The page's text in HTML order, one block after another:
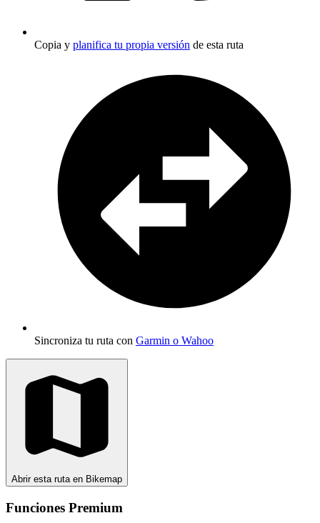
Copia y planifica tu propia versión de esta ruta
Sincroniza tu ruta con Garmin o Wahoo
Abrir esta ruta en Bikemap
Funciones Premium